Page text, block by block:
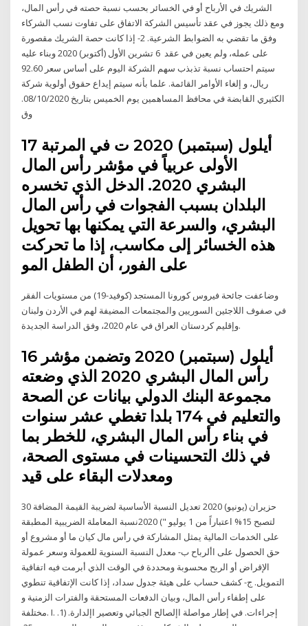
الشريك في الأرباح أو في الخسائر بحسب نسبة حصته في رأس المال،
ومع ذلك يجوز في عقد تأسيس الشركة الاتفاق على تفاوت نسب الشركاء
وفق ما تقضي به الضوابط الشرعية. 2- إذا كانت حصة الشريك مقصورة
على عمله، ولم يعين في عقد 6 تشرين الأول (أكتوبر) 2020 وبناء عليه
سيتم احتساب نسبة تذبذب سهم الشركة اليوم على أساس سعر 92.60
ريال، و إلغاء الأوامر القائمة. علما بأنه سيتم إيداع حقوق أولوية شركة
الكثيري القابضة في محافظ المساهمين يوم الخميس بتاريخ 08/10/2020.
وق
17 أيلول (سبتمبر) 2020 ت في المرتبة
الأولى عربياً في مؤشر رأس المال
البشري 2020. الدخل الذي تخسره
البلدان بسبب الفجوات في رأس المال
البشري، والسرعة التي يمكنها بها تحويل
هذه الخسائر إلى مكاسب، إذا ما تحركت
على الفور، أن الطفل المو
وضاعفت جائحة فيروس كورونا المستجد (كوفيد-19) من مستويات الفقر
في صفوف اللاجئين السوريين والمجتمعات المضيفة لهم في الأردن ولبنان
وإقليم كردستان العراق في عام 2020، وفق الدراسة الجديدة.
16 أيلول (سبتمبر) 2020 وتضمن مؤشر
رأس المال البشري 2020 الذي وضعته
مجموعة البنك الدولي بيانات عن الصحة
والتعليم في 174 بلدا تغطي عشر سنوات
في بناء رأس المال البشري، للخطر بما
في ذلك التحسينات في مستوى الصحة،
ومعدلات البقاء على قيد
30 حزيران (يونيو) 2020 ﺗﻌﺪﻳﻞ اﻟﻨﺴﺒﺔ اﻷﺳﺎﺳﻴﺔ ﻟﻀﺮﻳﺒﺔ اﻟﻘﻴﻤﺔ اﻟﻤﻀﺎﻓﺔ
ﻟﺘﺼﺒﺢ 15% اﻋﺘﺒﺎراً ﻣﻦ 1 ﻳﻮﻟﻴﻮ ") 2020ﻧﺴﺒﺔ المعاملة الضريبية المطبقة
على الخدمات المالية يمثل المشاركة في رأس مال كيان ما أو مشروع أو
حق الحصول على األرباح ب- معدل النسبة السنوية للعمولة وسعر عمولة
الإقراض أو الربح محسوبة ومحددة في الوقت الذي أبرمت فيه اتفاقية
التمويل. ج- كشف حساب على هيئة جدول سداد، إذا كانت الإتفاقية تنطوي
على إطفاء رأس المال، وبيان الدفعات المستحقة والفترات الزمنية و
مختلفة. I. إجراءات. في إطار مواصلة اإلصالح الجبائي وتعصير اإلدارة. (1.